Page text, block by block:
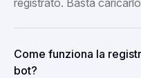
Come funziona la
bot?